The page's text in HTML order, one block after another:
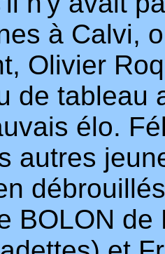
à Calvi,
Olivier
de tableau
élo.
autres
BOLON